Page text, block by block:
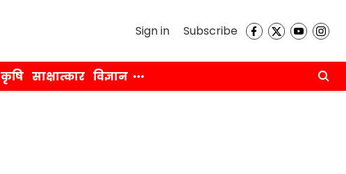
Sign in Subscribe
कृषि साक्षात्कार विज्ञान